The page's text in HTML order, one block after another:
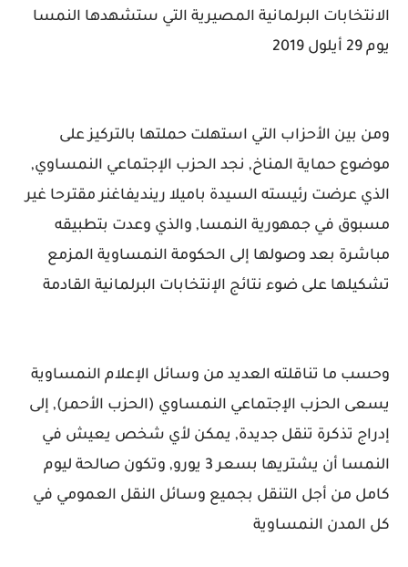
الانتخابات البرلمانية المصيرية التي ستشهدها النمسا
يوم 29 أيلول 2019
ومن بين الأحزاب التي استهلت حملتها بالتركيز على
موضوع حماية المناخ, نجد الحزب الإجتماعي النمساوي,
الذي عرضت رئيسته السيدة باميلا رينديفاغنر مقترحا غير
مسبوق في جمهورية النمسا, والذي وعدت بتطبيقه
مباشرة بعد وصولها إلى الحكومة النمساوية المزمع
تشكيلها على ضوء نتائج الإنتخابات البرلمانية القادمة
وحسب ما تناقلته العديد من وسائل الإعلام النمساوية
يسعى الحزب الإجتماعي النمساوي (الحزب الأحمر), إلى
إدراج تذكرة تنقل جديدة, يمكن لأي شخص يعيش في
النمسا أن يشتريها بسعر 3 يورو, وتكون صالحة ليوم
كامل من أجل التنقل بجميع وسائل النقل العمومي في
كل المدن النمساوية